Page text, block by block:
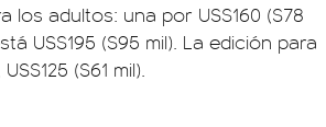
adultos: una por US$160 ($78
US$195 ($95 mil). La edición para
($61 mil).